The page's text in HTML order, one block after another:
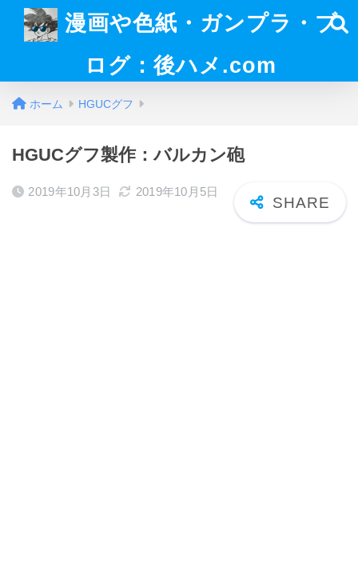
漫画や色紙・ガンプラ・ブ
ログ：後ハメ.com
ホーム HGUCグフ
HGUCグフ製作：バルカン砲
2019年10月3日 2019年10月5日